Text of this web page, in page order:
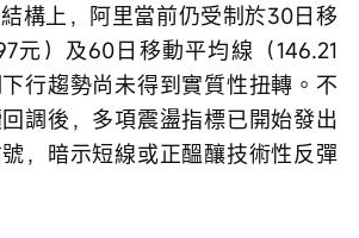
構上，阿里當前仍受制於30日移
元）及60日移動平均線（146.21
行趨勢尚未得到實質性扭轉。不
調後，多項震盪指標已開始發出
，暗示短線或正醞釀技術性反彈